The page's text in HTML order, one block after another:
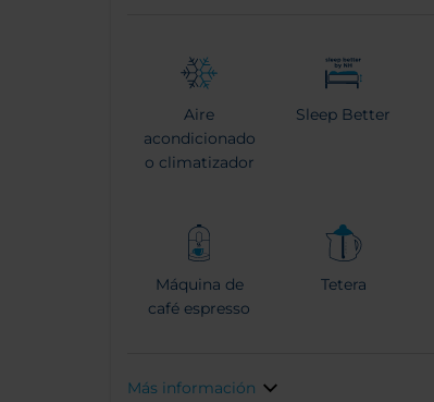
Aire
acondicionado
o climatizador
Sleep Better
Máquina de
café espresso
Tetera
Más información